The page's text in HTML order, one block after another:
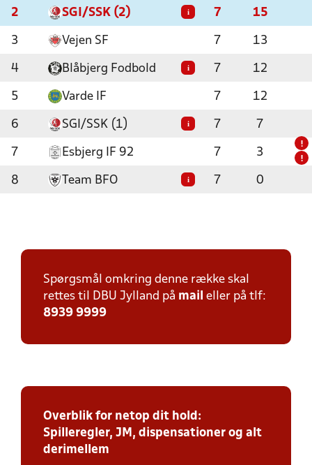
2 SGI/SSK (2) i 7 15
3 Vejen SF 7 13
4 Blåbjerg Fodbold i 7 12
5 Varde IF 7 12
6 SGI/SSK (1) i 7 7
7 Esbjerg IF 92 7 3
!
!
8 Team BFO i 7 0
Spørgsmål omkring denne række skal
rettes til DBU Jylland på mail eller på tlf:
8939 9999
Overblik for netop dit hold:
Spilleregler, JM, dispensationer og alt
derimellem